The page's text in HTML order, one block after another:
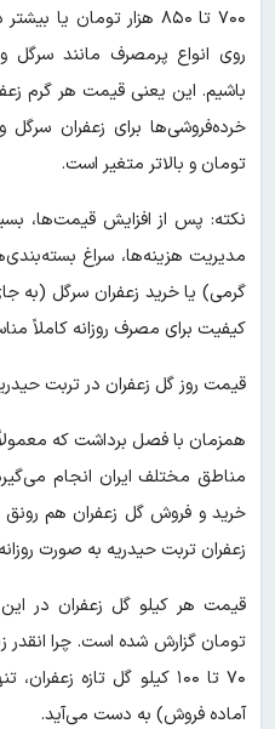
۷۰۰ تا ۸۵۰ هزار تومان
روی انواع پرمصرف مانند
باشیم. این یعنی قیمت هر گرم
تومان و بالاتر متغیر است.
نکته: پس از افزایش قیمت‌ها،
مدیریت هزینه‌ها، سراغ
گرمی) یا خرید زعفران سرگل (به
کیفیت برای مصرف روزانه کاملاً
قیمت روز گل زعفران در تربت
همزمان با فصل برداشت که معمولاً
مناطق مختلف ایران انجام
خرید و فروش گل زعفران هم
زعفران تربت حیدریه به صورت
تومان گزارش شده است. چرا
آماده فروش) به دست می‌آید.